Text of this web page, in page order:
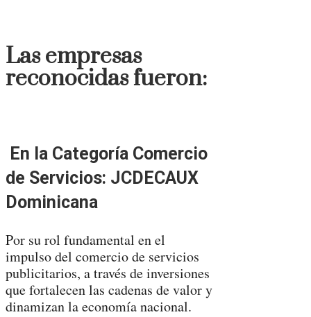
Las empresas
reconocidas fueron:
En la Categoría Comercio
de Servicios: JCDECAUX
Dominicana
Por su rol fundamental en el
impulso del comercio de servicios
publicitarios, a través de inversiones
que fortalecen las cadenas de valor y
dinamizan la economía nacional.